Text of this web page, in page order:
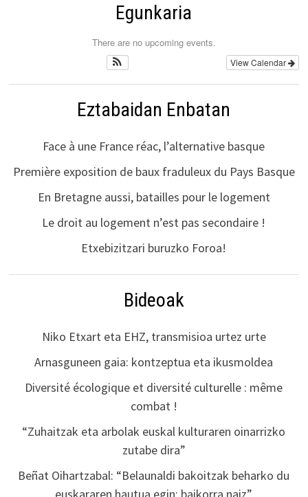
Egunkaria
There are no upcoming events.
View Calendar
Eztabaidan Enbatan
Face à une France réac, l’alternative basque
Première exposition de baux fraduleux du Pays Basque
En Bretagne aussi, batailles pour le logement
Le droit au logement n’est pas secondaire !
Etxebizitzari buruzko Foroa!
Bideoak
Niko Etxart eta EHZ, transmisioa urtez urte
Arnasguneen gaia: kontzeptua eta ikusmoldea
Diversité écologique et diversité culturelle : même
combat !
“Zuhaitzak eta arbolak euskal kulturaren oinarrizko
zutabe dira”
Beñat Oihartzabal: “Belaunaldi bakoitzak beharko du
euskararen hautua egin; baikorra naiz”